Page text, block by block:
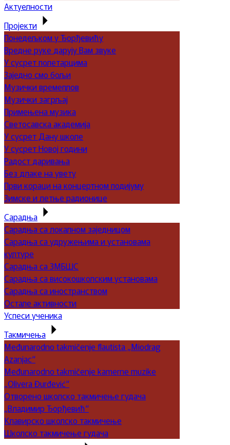
Актуелности
Пројекти
Понедељком у Ђорђевићу
Вредне руке дарују Вам звуке
У сусрет полетарцима
Заједно смо бољи
Музички времеплов
Музички загрљај
Примењена музика
Светосавска академија
У сусрет Дану школе
У сусрет Новој години
Радост даривања
Без длаке на увету
Први кораци на концертном подијуму
Зимске и летње радионице
Сарадња
Сарадња са локалном заједницом
Сарадња са удружењима и установама
културе
Сарадња са ЗМБШС
Сарадња са високошколским установама
Сарадња са иностранством
Остале активности
Успеси ученика
Такмичења
Međunarodno takmičenje flautista „Miodrag
Azanjac“
Međunarodno takmičenje kamerne muzike
„Olivera Đurđević“
Отворено школско такмичење гудача
„Владимир Ђорђевић“
Клавирско школско такмичење
Школско такмичење гудача